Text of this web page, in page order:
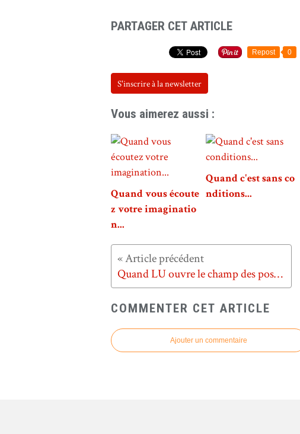
PARTAGER CET ARTICLE
Repost 0
S'inscrire à la newsletter
Vous aimerez aussi :
Quand vous écoute
z votre imaginatio
n...
Quand c'est sans co
nditions...
Quand LU ouvre le champ des possibles...
COMMENTER CET ARTICLE
Ajouter un commentaire